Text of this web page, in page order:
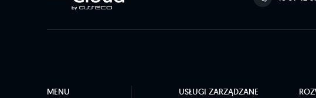
MENU USŁUGI ZARZĄDZANE